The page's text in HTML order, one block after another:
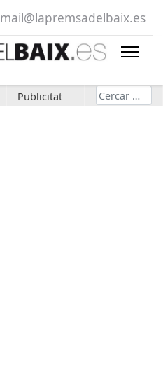
mail@lapremsadelbaix.es
Publicitat Cerca